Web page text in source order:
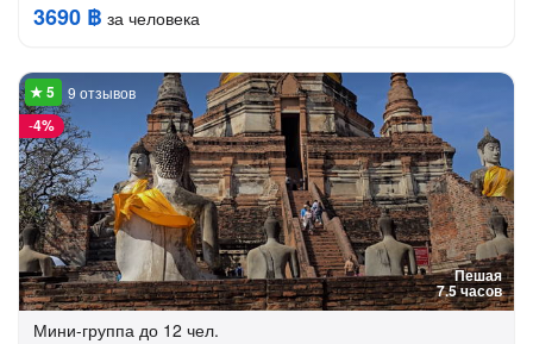
3690 ฿ за человека
Пешая
7.5 часов
-4%
9 отзывов
Мини-группа до 12 чел.